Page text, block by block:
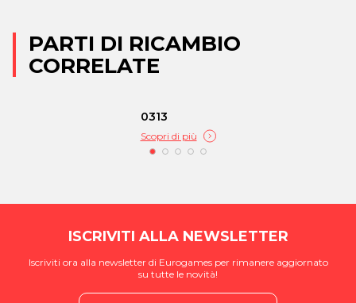
PARTI DI RICAMBIO
CORRELATE
0313
Scopri di più
ISCRIVITI ALLA NEWSLETTER
Iscriviti ora alla newsletter di Eurogames per rimanere aggiornato
su tutte le novità!